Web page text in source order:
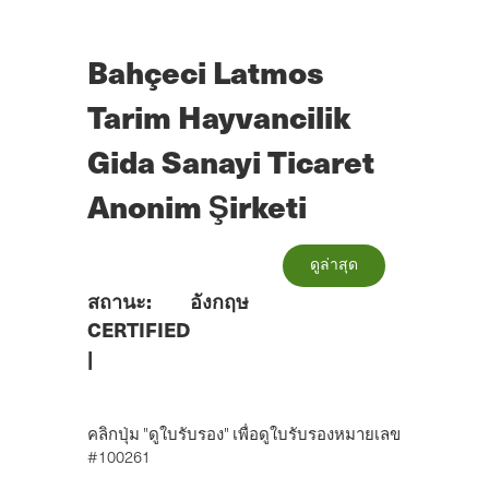
Bahçeci Latmos
Tarim Hayvancilik
Gida Sanayi Ticaret
Anonim Şirketi
ดูล่าสุด
สถานะ:
CERTIFIED
|
อังกฤษ
คลิกปุ่ม "ดูใบรับรอง" เพื่อดูใบรับรองหมายเลข
#100261